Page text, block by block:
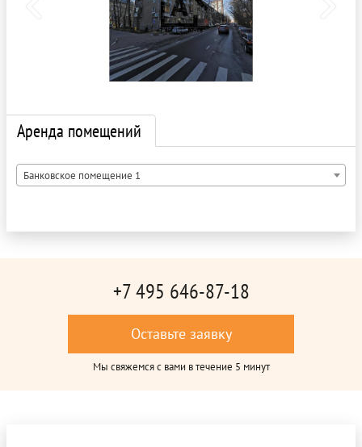
Аренда помещений
Банковское помещение 1
+7 495 646-87-18
Оставьте заявку
Мы свяжемся с вами в течение 5 минут